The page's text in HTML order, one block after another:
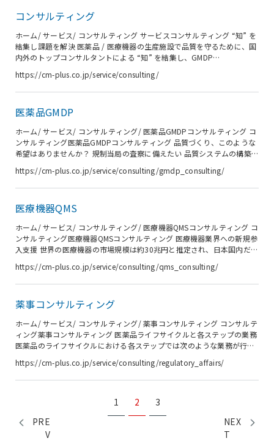
務化を受けて～」、エンジニアリング事業部の須賀から「健康食品工場
説し、ソフト...
コンサルティング
ホーム/ サービス/ コンサルティング サービスコンサルティング “知” を
結集し課題を解決 医薬品 / 医療機器の生産施設で品質を守るために、国
内外のトップコンサルタントによる “知” を結集し、GMDP
います。 GMP：Good Manufacturing Practice GDP：Good
Distribution Practice QMS：Quality Management System シーエムプラ
https://cm-plus.co.jp/service/consulting/
医薬品GMDP
ホーム/ サービス/ コンサルティング/ 医薬品GMDPコンサルティング コ
ンサルティング医薬品GMDPコンサルティング 品質づくり、このような
希望はありませんか？ 規制当局の査察に備えたい 品質システムの構築/
スクに対する不安を払拭したい 外部委託先の製造工場や原材料供給元の
監査を担当する人材がほしい 新規参入分野での品質システムを効率よく
PMDAなど規制当局査察に対し、以下の支援が可能です。 模擬査察 査察
https://cm-plus.co.jp/service/consulting/gmdp_consulting/
医療機器QMS
ホーム/ サービス/ コンサルティング/ 医療機器QMSコンサルティング コ
ンサルティング医療機器QMSコンサルティング 医療機器業界への新規参
入支援 世界の医療機器の市場規模は約30兆円と推定され、日本国内だけ
的な市場ですが、医療機器は「医薬品、医療機器等の品質、有効性及び
安全性の確保等に関する法律」（略称：医薬品医療機器等法または薬機
ものであっても、それを医療機器として世に送り出すためには、越えな
https://cm-plus.co.jp/service/consulting/qms_consulting/
薬事コンサルティング
ホーム/ サービス/ コンサルティング/ 薬事コンサルティング コンサルテ
ィング薬事コンサルティング 医薬品ライフサイクルと各ステップの業務
医薬品のライフサイクルにおける各ステップでは次のような業務が行わ
の範囲を示します。 シーエムプラスの薬事コンサルティング シーエムプ
ラスの薬事コンサルティングは、製薬業界での実務経験の豊富な薬事コ
供します。 薬事申請戦略に関するコンサルティング GQP / GVP 等の社
https://cm-plus.co.jp/service/consulting/regulatory_affairs/
PRE
V
1 2
3
NEX
T